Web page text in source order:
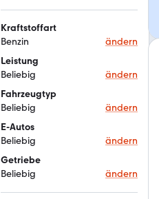
Kraftstoffart
Benzin
ändern
Leistung
Beliebig
ändern
Fahrzeugtyp
Beliebig
ändern
E-Autos
Beliebig
ändern
Getriebe
Beliebig
ändern